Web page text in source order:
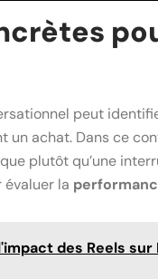
peut
un achat. Dans ce
plutôt qu’une
la
des Reels